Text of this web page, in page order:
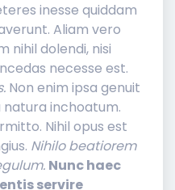
inesse quiddam
Aliam vero
nihil dolendi, nisi
necesse est.
Non enim ipsa genuit
inchoatum.
Nihil opus est
Nihilo beatiorem
Nunc haec
servire